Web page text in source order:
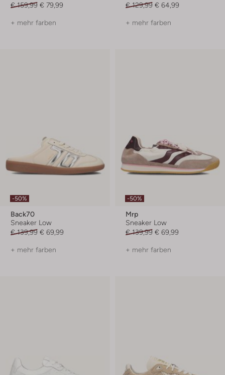
€ 159,99 € 79,99
+ mehr farben
€ 129,99 € 64,99
+ mehr farben
-50%
Back70
Sneaker Low
€ 139,99 € 69,99
+ mehr farben
-50%
Mrp
Sneaker Low
€ 139,99 € 69,99
+ mehr farben